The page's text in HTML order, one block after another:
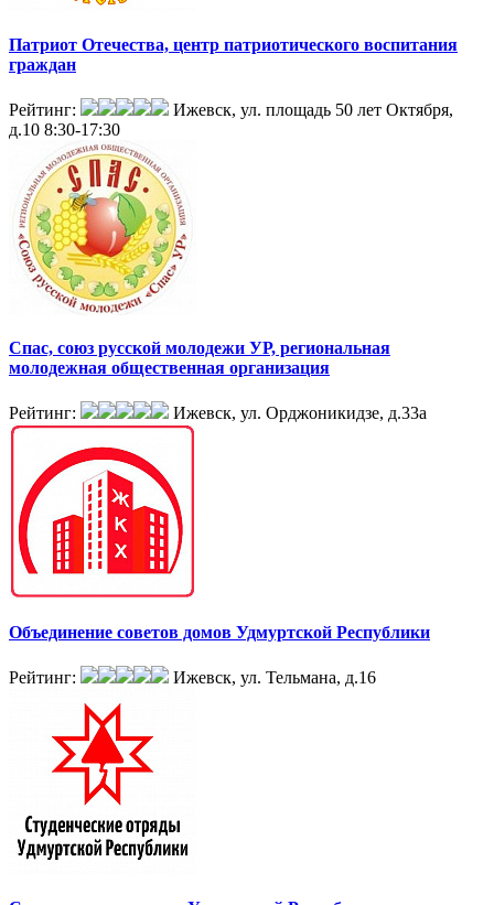
Патриот Отечества, центр патриотического воспитания
граждан
Рейтинг:
Ижевск, ул. площадь 50 лет Октября,
д.10 8:30-17:30
Спас, союз русской молодежи УР, региональная
молодежная общественная организация
Рейтинг: Ижевск, ул. Орджоникидзе, д.33а
Объединение советов домов Удмуртской Республики
Рейтинг: Ижевск, ул. Тельмана, д.16